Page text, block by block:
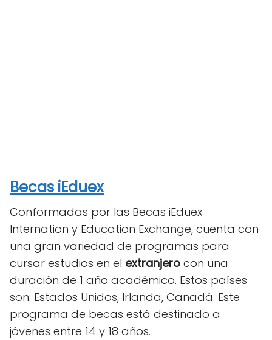
Becas iEduex
Conformadas por las Becas iEduex
Internation y Education Exchange, cuenta con
una gran variedad de programas para
cursar estudios en el extranjero con una
duración de 1 año académico. Estos países
son: Estados Unidos, Irlanda, Canadá. Este
programa de becas está destinado a
jóvenes entre 14 y 18 años.